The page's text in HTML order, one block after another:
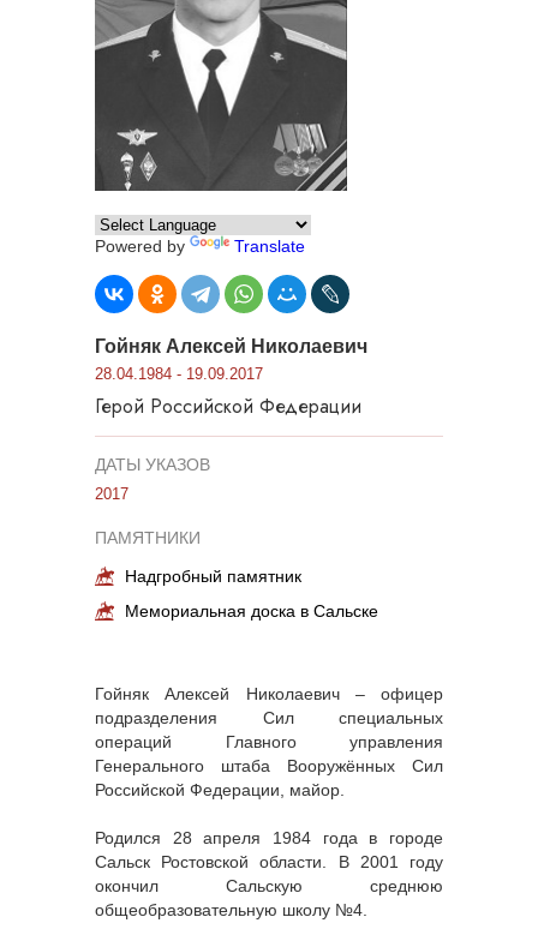
Powered by Translate
Гойняк Алексей Николаевич
28.04.1984 - 19.09.2017
Герой Российской Федерации
ДАТЫ УКАЗОВ
2017
ПАМЯТНИКИ
Надгробный памятник
Мемориальная доска в Сальске
Гойняк Алексей Николаевич – офицер
подразделения Сил специальных
операций Главного управления
Генерального штаба Вооружённых Сил
Российской Федерации, майор.
Родился 28 апреля 1984 года в городе
Сальск Ростовской области. В 2001 году
окончил Сальскую среднюю
общеобразовательную школу №4.